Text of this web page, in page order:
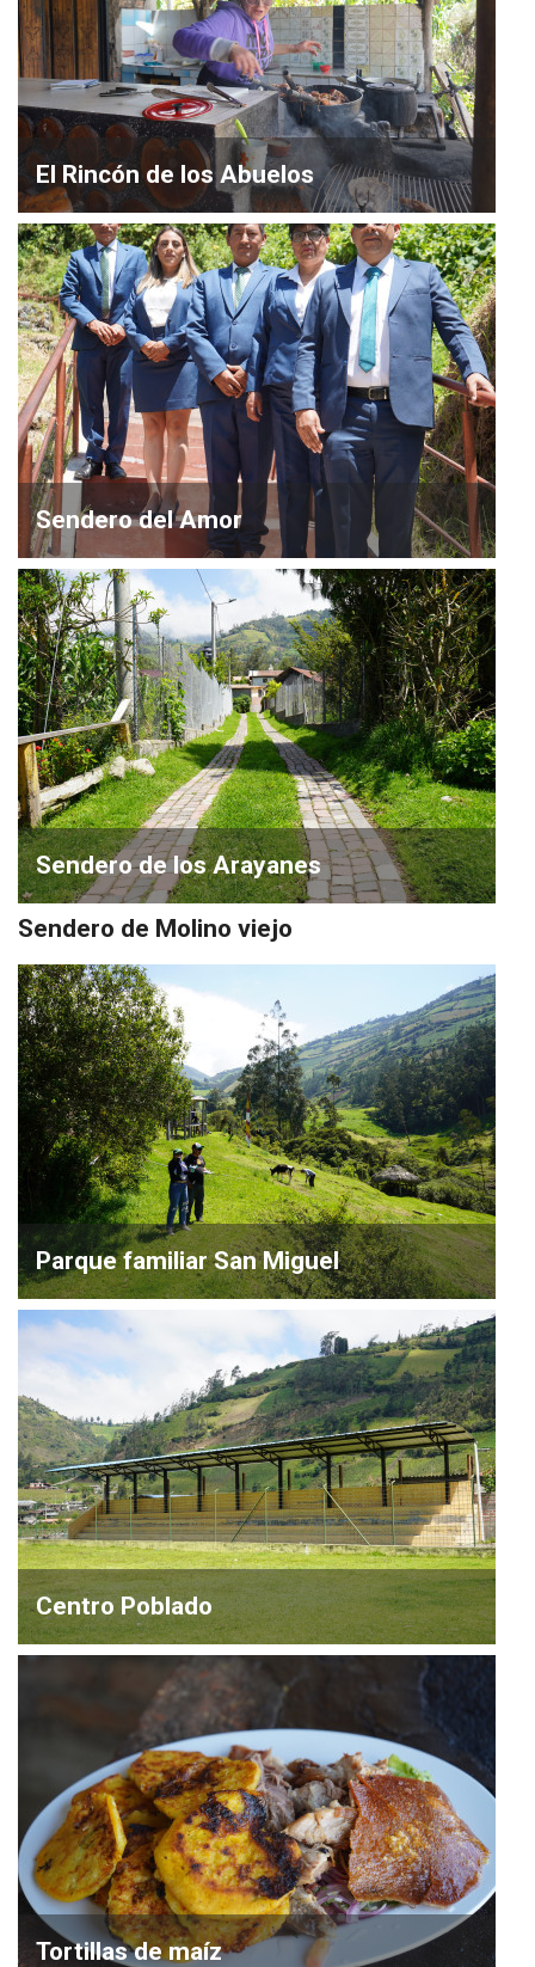
El Rincón de los Abuelos
Sendero del Amor
Sendero de los Arayanes
Sendero de Molino viejo
Parque familiar San Miguel
Centro Poblado
Tortillas de maíz